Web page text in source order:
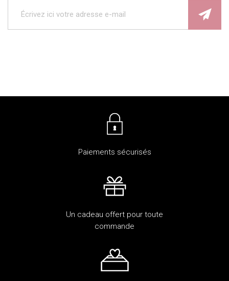
Paiements sécurisés
Un cadeau offert pour toute
commande